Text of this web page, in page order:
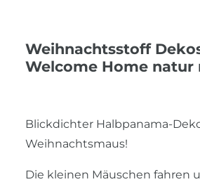
Weihnachtsstoff
Welcome Home natur
Blickdichter Halbpanama-
Weihnachtsmaus!
Die kleinen Mäuschen fahren